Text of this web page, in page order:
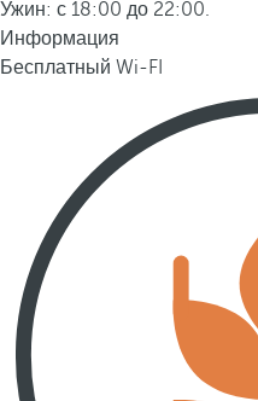
Ужин: с 18:00 до 22:00.
Информация
Бесплатный Wi-FI